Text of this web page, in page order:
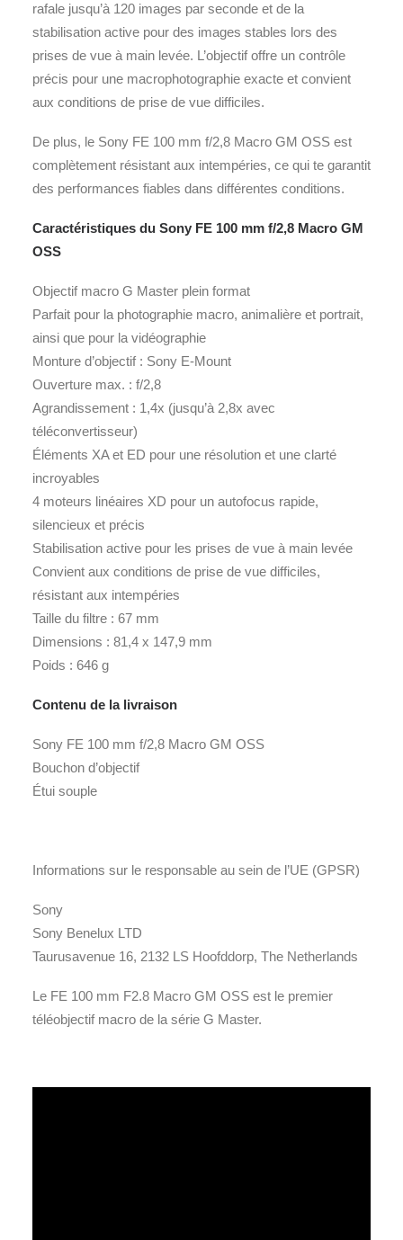
rafale jusqu’à 120 images par seconde et de la
stabilisation active pour des images stables lors des
prises de vue à main levée. L’objectif offre un contrôle
précis pour une macrophotographie exacte et convient
aux conditions de prise de vue difficiles.
De plus, le Sony FE 100 mm f/2,8 Macro GM OSS est
complètement résistant aux intempéries, ce qui te garantit
des performances fiables dans différentes conditions.
Caractéristiques du Sony FE 100 mm f/2,8 Macro GM
OSS
Objectif macro G Master plein format
Parfait pour la photographie macro, animalière et portrait,
ainsi que pour la vidéographie
Monture d’objectif : Sony E-Mount
Ouverture max. : f/2,8
Agrandissement : 1,4x (jusqu’à 2,8x avec
téléconvertisseur)
Éléments XA et ED pour une résolution et une clarté
incroyables
4 moteurs linéaires XD pour un autofocus rapide,
silencieux et précis
Stabilisation active pour les prises de vue à main levée
Convient aux conditions de prise de vue difficiles,
résistant aux intempéries
Taille du filtre : 67 mm
Dimensions : 81,4 x 147,9 mm
Poids : 646 g
Contenu de la livraison
Sony FE 100 mm f/2,8 Macro GM OSS
Bouchon d’objectif
Étui souple
Informations sur le responsable au sein de l’UE (GPSR)
Sony
Sony Benelux LTD
Taurusavenue 16, 2132 LS Hoofddorp, The Netherlands
Le FE 100 mm F2.8 Macro GM OSS est le premier
téléobjectif macro de la série G Master.